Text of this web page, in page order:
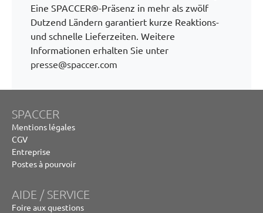
Eine SPACCER®-Präsenz in mehr als zwölf
Dutzend Ländern garantiert kurze Reaktions-
und schnelle Lieferzeiten. Weitere
Informationen erhalten Sie unter
presse@spaccer.com
SPACCER
Mentions légales
CGV
Entreprise
Postes à pourvoir
AIDE / SERVICE
Foire aux questions